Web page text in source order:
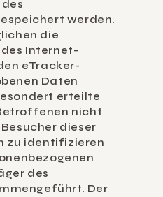
werden.
die
Internet-
eTracker-
Daten
erteilte
nicht
dieser
zu identifizieren
des
Der